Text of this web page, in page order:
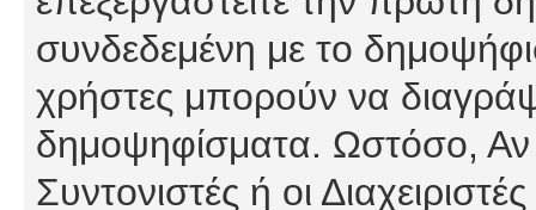
συνδεδεμένη με το
χρήστες μπορούν να
δημοψηφίσματα. Ωστόσο, Αν
Συντονιστές ή οι